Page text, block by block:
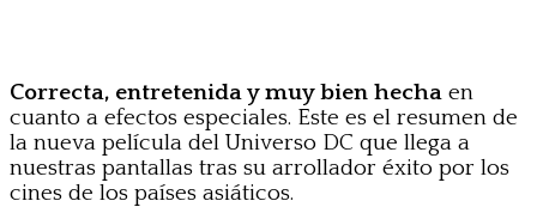
Correcta, entretenida y muy bien hecha en
cuanto a efectos especiales. Este es el resumen de
la nueva película del Universo DC que llega a
nuestras pantallas tras su arrollador éxito por los
cines de los países asiáticos.